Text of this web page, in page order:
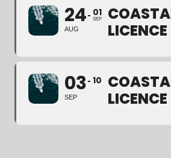
24
AUG
01
SEP
LICENCE
03
SEP
10
LICENCE